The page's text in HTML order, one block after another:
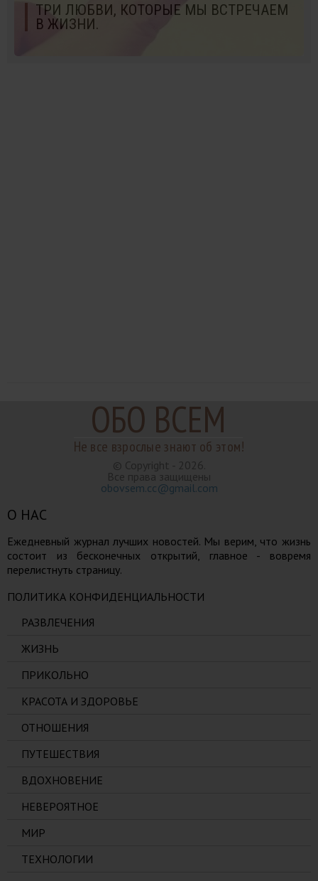
ТРИ ЛЮБВИ, КОТОРЫЕ МЫ ВСТРЕЧАЕМ
В ЖИЗНИ.
ОБО ВСЕМ
Не все взрослые знают об этом!
© Copyright - 2026.
Все права защищены
obovsem.cc@gmail.com
О НАС
Ежедневный журнал лучших новостей. Мы верим, что жизнь
состоит из бесконечных открытий, главное - вовремя
перелистнуть страницу.
ПОЛИТИКА КОНФИДЕНЦИАЛЬНОСТИ
РАЗВЛЕЧЕНИЯ
ЖИЗНЬ
ПРИКОЛЬНО
КРАСОТА И ЗДОРОВЬЕ
ОТНОШЕНИЯ
ПУТЕШЕСТВИЯ
ВДОХНОВЕНИЕ
НЕВЕРОЯТНОЕ
МИР
ТЕХНОЛОГИИ